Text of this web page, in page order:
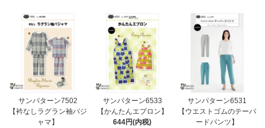
サンパターン7502
【衿なしラグラン袖パジ
ャマ】
サンパターン6533
【かんたんエプロン】
644円(内税)
サンパターン6531
【ウエストゴムのテーパ
ードパンツ】